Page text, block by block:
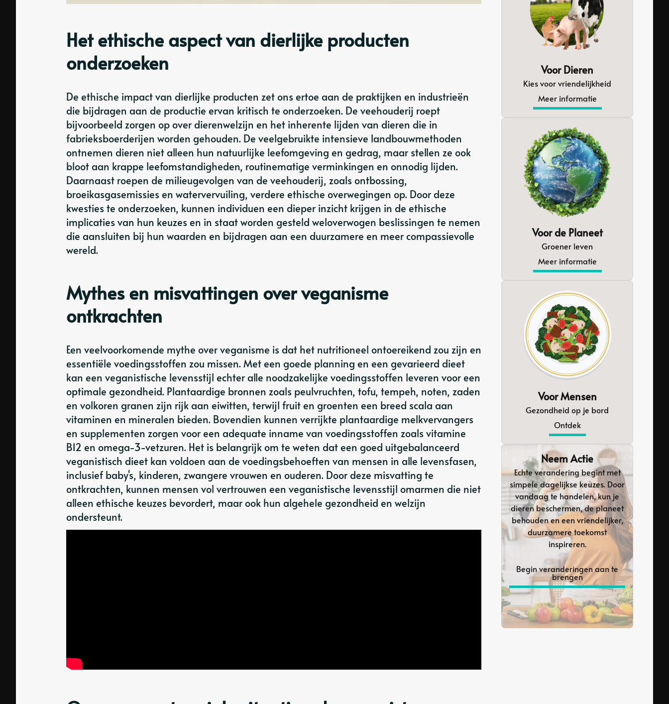
Het ethische aspect van dierlijke producten
onderzoeken
De ethische impact van dierlijke producten zet ons ertoe aan de praktijken en industrieën
die bijdragen aan de productie ervan kritisch te onderzoeken. De veehouderij roept
bijvoorbeeld zorgen op over dierenwelzijn en het inherente lijden van dieren die in
fabrieksboerderijen worden gehouden. De veelgebruikte intensieve landbouwmethoden
ontnemen dieren niet alleen hun natuurlijke leefomgeving en gedrag, maar stellen ze ook
bloot aan krappe leefomstandigheden, routinematige verminkingen en onnodig lijden.
Daarnaast roepen de milieugevolgen van de veehouderij, zoals ontbossing,
broeikasgasemissies en watervervuiling, verdere ethische overwegingen op. Door deze
kwesties te onderzoeken, kunnen individuen een dieper inzicht krijgen in de ethische
implicaties van hun keuzes en in staat worden gesteld weloverwogen beslissingen te nemen
die aansluiten bij hun waarden en bijdragen aan een duurzamere en meer compassievolle
wereld.
Mythes en misvattingen over veganisme
ontkrachten
Een veelvoorkomende mythe over veganisme is dat het nutritioneel ontoereikend zou zijn en
essentiële voedingsstoffen zou missen. Met een goede planning en een gevarieerd dieet
kan een veganistische levensstijl echter alle noodzakelijke voedingsstoffen leveren voor een
optimale gezondheid. Plantaardige bronnen zoals peulvruchten, tofu, tempeh, noten, zaden
en volkoren granen zijn rijk aan eiwitten, terwijl fruit en groenten een breed scala aan
vitaminen en mineralen bieden. Bovendien kunnen verrijkte plantaardige melkvervangers
en supplementen zorgen voor een adequate inname van voedingsstoffen zoals vitamine
B12 en omega-3-vetzuren. Het is belangrijk om te weten dat een goed uitgebalanceerd
veganistisch dieet kan voldoen aan de voedingsbehoeften van mensen in alle levensfasen,
inclusief baby's, kinderen, zwangere vrouwen en ouderen. Door deze misvatting te
ontkrachten, kunnen mensen vol vertrouwen een veganistische levensstijl omarmen die niet
alleen ethische keuzes bevordert, maar ook hun algehele gezondheid en welzijn
ondersteunt.
Voor Dieren
Kies voor vriendelijkheid
Meer informatie
Voor de Planeet
Groener leven
Meer informatie
Voor Mensen
Gezondheid op je bord
Ontdek
Neem Actie
Echte verandering begint met
simpele dagelijkse keuzes. Door
vandaag te handelen, kun je
dieren beschermen, de planeet
behouden en een vriendelijker,
duurzamere toekomst
inspireren.
Begin veranderingen aan te
brengen